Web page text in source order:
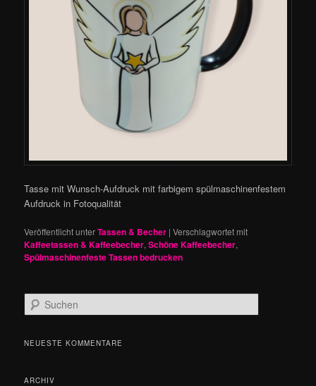
Tasse mit Wunsch-Aufdruck mit farbigem spülmaschinenfestem
Aufdruck in Fotoqualität
Veröffentlicht unterTassen & Becher |Verschlagwortet mit
Kaffeetassen & Kaffeebecher,Schöne Kaffeebecher,
Spülmaschinenfeste Tassen bedrucken
u
h
NEUESTE KOMMENTARE
ARCHIV